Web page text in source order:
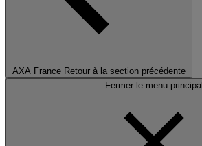
AXA France Retour à la section précédente
Fermer le menu principal